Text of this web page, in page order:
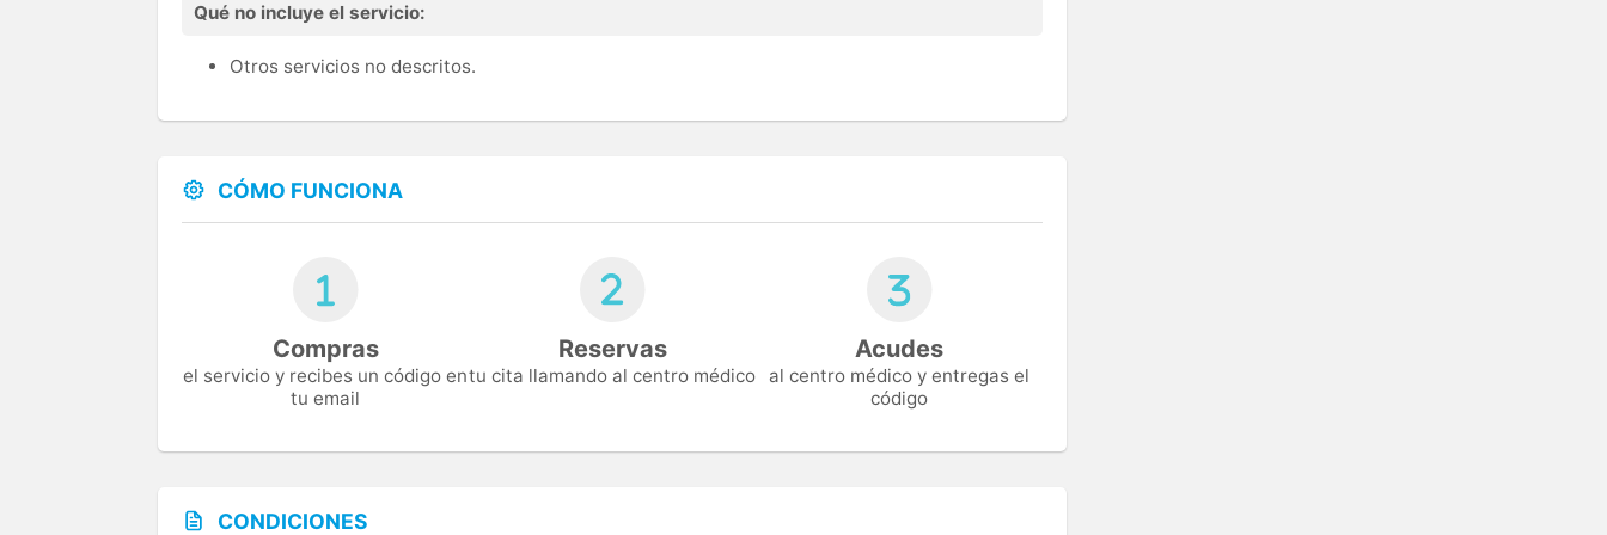
Qué no incluye el servicio:
Otros servicios no descritos.
CÓMO FUNCIONA
Compras
el servicio y recibes un código en
tu email
Reservas
tu cita llamando al centro médico
Acudes
al centro médico y entregas el
código
CONDICIONES